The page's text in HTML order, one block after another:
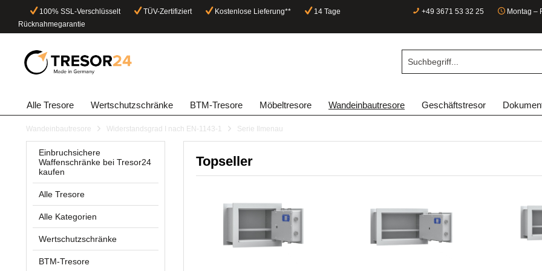
100% SSL-Verschlüsselt TÜV-Zertifiziert Kostenlose Lieferung**
14 Tage
Rücknahmegarantie
+49 3671 53 32 25 Montag –
Alle Tresore Wertschutzschränke BTM-Tresore Möbeltresore Wandeinbautresore Geschäftstresor
Wandeinbautresore Widerstandsgrad I nach EN-1143-1 Serie Ilmenau
Einbruchsichere
Waffenschränke bei Tresor24
kaufen
Alle Tresore
Alle Kategorien
Wertschutzschränke
BTM-Tresore
Topseller